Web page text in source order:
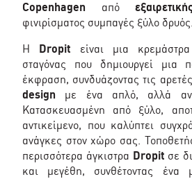
Copenhagen από
φινιρίσματος συμπαγές ξύλο δρυός.
Η
Dropit είναι μια
σταγόνας που δημιουργεί μια
έκφραση, συνδυάζοντας τις
design με ένα απλό, αλλά
Κατασκευασμένη από ξύλο,
αντικείμενο, που καλύπτει
ανάγκες στον χώρο σας.
περισσότερα άγκιστρα Dropit σε
και μεγέθη, συνθέτοντας ένα